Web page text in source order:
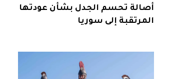
أصالة تحسم الجدل بشأن عودتها
المرتقبة إلى سوريا